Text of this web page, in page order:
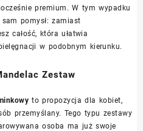
premium. W tym wypadku
pomysł: zamiast
całość, która ułatwia
w podobnym kierunku.
Zestaw
to propozycja dla kobiet,
przemyślany. Tego typu zestawy
osoba ma już swoje